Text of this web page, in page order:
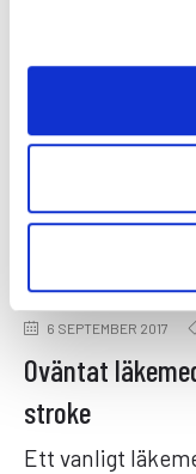
6 SEPTEMBER 2017
Oväntat
stroke
Ett vanligt